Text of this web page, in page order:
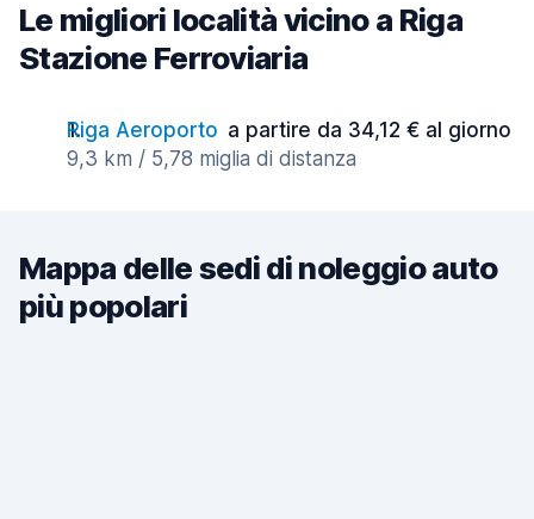
Le migliori località vicino a Riga
Stazione Ferroviaria
Riga Aeroporto a partire da 34,12 € al giorno
9,3 km / 5,78 miglia di distanza
Mappa delle sedi di noleggio auto
più popolari